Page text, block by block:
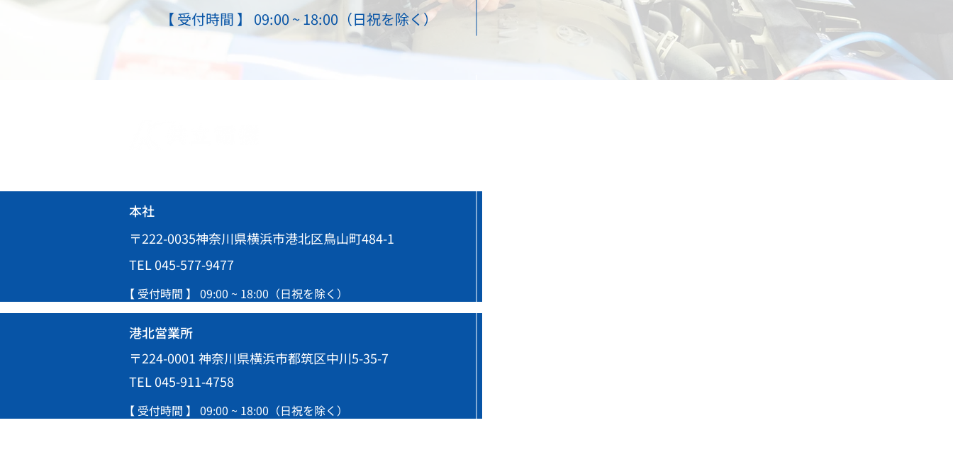
【 受付時間 】 09:00 ~ 18:00（日祝を除く）
【 受付時間 】 09:00 ~ 18:00（日祝を除く）
本社
〒222-0035神奈川県横浜市港北区鳥山町484-1
TEL 045-577-9477
【 受付時間 】 09:00 ~ 18:00（日祝を除く）
港北営業所
〒224-0001 神奈川県横浜市都筑区中川5-35-7
TEL 045-911-4758